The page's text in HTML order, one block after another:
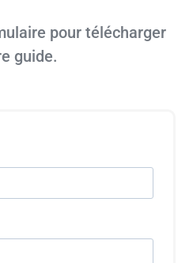
pour télécharger
guide.